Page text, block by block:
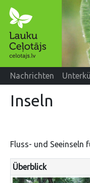
Nachrichten
Inseln
Fluss- und Seeinseln
Überblick